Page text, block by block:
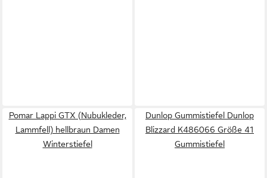
Pomar Lappi GTX (Nubukleder,
Lammfell) hellbraun Damen
Winterstiefel
Dunlop Gummistiefel Dunlop
Blizzard K486066 Größe 41
Gummistiefel